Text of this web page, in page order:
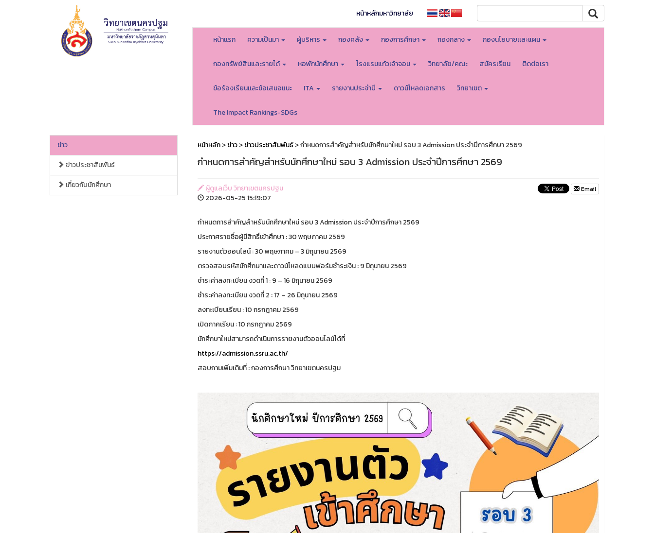
หน้าหลักมหาวิทยาลัย
หน้าเเรก ความเป็นมา ผู้บริหาร กองคลัง กองการศึกษา กองกลาง กองนโยบายเเละแผน
กองทรัพย์สินและรายได้ หอพักนักศึกษา โรงแรมแก้วเจ้าจอม วิทยาลัย/คณะ สมัครเรียน ติดต่อเรา
ข้อร้องเรียนเเละข้อเสนอแนะ ITA รายงานประจำปี ดาวน์โหลดเอกสาร วิทยาเขต
The Impact Rankings-SDGs
ข่าว
ข่าวประชาสัมพันธ์
เกี่ยวกับนักศึกษา
หน้าหลัก>ข่าว>ข่าวประชาสัมพันธ์> กำหนดการสำคัญสำหรับนักศึกษาใหม่ รอบ 3 Admission ประจำปีการศึกษา 2569
กำหนดการสำคัญสำหรับนักศึกษาใหม่ รอบ 3 Admission ประจำปีการศึกษา 2569
ผู้ดูแลเว็บ วิทยาเขตนครปฐม
2026-05-25 15:19:07
Email
กำหนดการสำคัญสำหรับนักศึกษาใหม่ รอบ 3 Admission ประจำปีการศึกษา 2569
ประกาศรายชื่อผู้มีสิทธิ์เข้าศึกษา : 30 พฤษภาคม 2569
รายงานตัวออนไลน์ : 30 พฤษภาคม – 3 มิถุนายน 2569
ตรวจสอบรหัสนักศึกษาและดาวน์โหลดแบบฟอร์มชำระเงิน : 9 มิถุนายน 2569
ชำระค่าลงทะเบียน งวดที่ 1 : 9 – 16 มิถุนายน 2569
ชำระค่าลงทะเบียน งวดที่ 2 : 17 – 26 มิถุนายน 2569
ลงทะเบียนเรียน : 10 กรกฎาคม 2569
เปิดภาคเรียน : 10 กรกฎาคม 2569
นักศึกษาใหม่สามารถดำเนินการรายงานตัวออนไลน์ได้ที่
https://admission.ssru.ac.th/
สอบถามเพิ่มเติมที่ : กองการศึกษา วิทยาเขตนครปฐม